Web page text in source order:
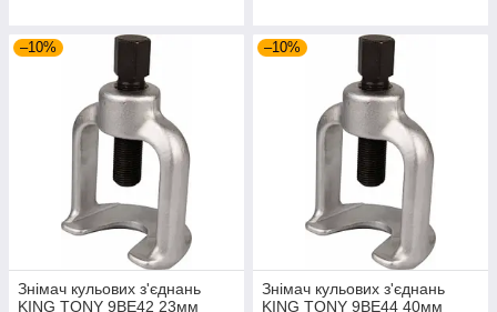
–10%
Знімач кульових з'єднань
KING TONY 9BE42 23мм
–10%
Знімач кульових з'єднань
KING TONY 9BE44 40мм